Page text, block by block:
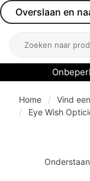
Overslaan en
Open menu
Zoeken
Home Vind
Eye Wish